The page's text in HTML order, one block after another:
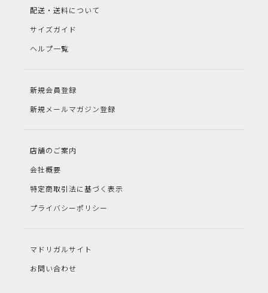
配送・送料について
サイズガイド
ヘルプ一覧
新規会員登録
新規メールマガジン登録
店舗のご案内
会社概要
特定商取引法に基づく表示
プライバシーポリシー
マドリガルサイト
お問い合わせ